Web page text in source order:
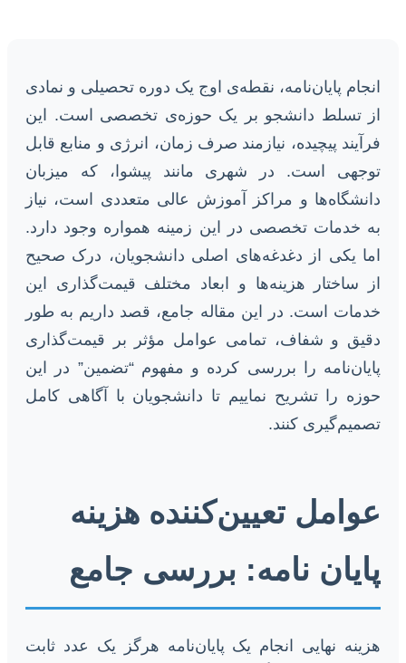
انجام پایان‌نامه، نقطه‌ی اوج یک دوره تحصیلی و نمادی
از تسلط دانشجو بر یک حوزه‌ی تخصصی است. این
فرآیند پیچیده، نیازمند صرف زمان، انرژی و منابع قابل
توجهی است. در شهری مانند پیشوا، که میزبان
دانشگاه‌ها و مراکز آموزش عالی متعددی است، نیاز
به خدمات تخصصی در این زمینه همواره وجود دارد.
اما یکی از دغدغه‌های اصلی دانشجویان، درک صحیح
از ساختار هزینه‌ها و ابعاد مختلف قیمت‌گذاری این
خدمات است. در این مقاله جامع، قصد داریم به طور
دقیق و شفاف، تمامی عوامل مؤثر بر قیمت‌گذاری
پایان‌نامه را بررسی کرده و مفهوم “تضمین” در این
حوزه را تشریح نماییم تا دانشجویان با آگاهی کامل
تصمیم‌گیری کنند.
عوامل تعیین‌کننده هزینه
پایان نامه: بررسی جامع
هزینه نهایی انجام یک پایان‌نامه هرگز یک عدد ثابت